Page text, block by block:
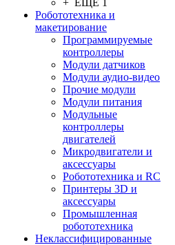
+ ЕЩЕ 1
Робототехника и
макетирование
Программируемые
контроллеры
Модули датчиков
Модули аудио-видео
Прочие модули
Модули питания
Модульные
контроллеры
двигателей
Микродвигатели и
аксессуары
Робототехника и RC
Принтеры 3D и
аксессуары
Промышленная
робототехника
Неклассифицированные